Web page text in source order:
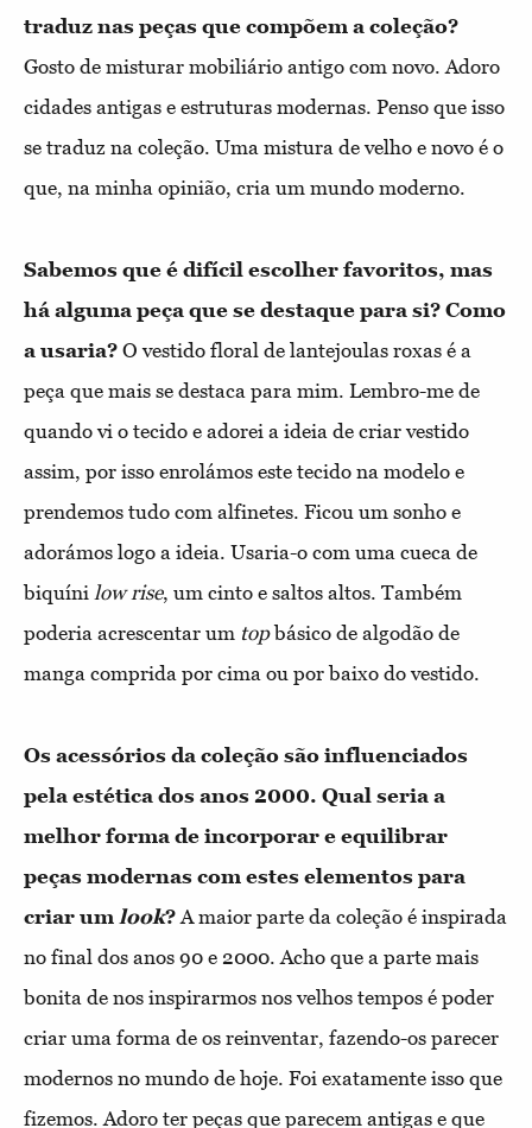
traduz nas peças que compõem a coleção?
Gosto de misturar mobiliário antigo com novo. Adoro
cidades antigas e estruturas modernas. Penso que isso
se traduz na coleção. Uma mistura de velho e novo é o
que, na minha opinião, cria um mundo moderno.
Sabemos que é difícil escolher favoritos, mas
há alguma peça que se destaque para si? Como
a usaria? O vestido floral de lantejoulas roxas é a
peça que mais se destaca para mim. Lembro-me de
quando vi o tecido e adorei a ideia de criar vestido
assim, por isso enrolámos este tecido na modelo e
prendemos tudo com alfinetes. Ficou um sonho e
adorámos logo a ideia. Usaria-o com uma cueca de
biquíni low rise, um cinto e saltos altos. Também
poderia acrescentar um topbásico de algodão de
manga comprida por cima ou por baixo do vestido.
Os acessórios da coleção são influenciados
pela estética dos anos 2000. Qual seria a
melhor forma de incorporar e equilibrar
peças modernas com estes elementos para
criar um look? A maior parte da coleção é inspirada
no final dos anos 90 e 2000. Acho que a parte mais
bonita de nos inspirarmos nos velhos tempos é poder
criar uma forma de os reinventar, fazendo-os parecer
modernos no mundo de hoje. Foi exatamente isso que
fizemos. Adoro ter peças que parecem antigas e que